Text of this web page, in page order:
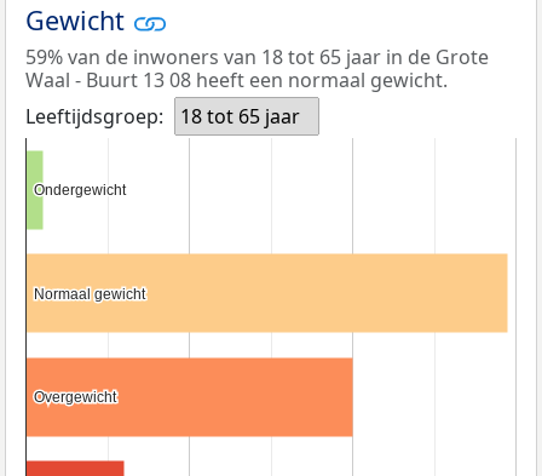
Gewicht
59% van de inwoners van 18 tot 65 jaar in de Grote
Waal - Buurt 13 08 heeft een normaal gewicht.
Leeftijdsgroep:
18 tot 65 jaar
Ondergewicht
Ondergewicht
Normaal gewicht
Normaal gewicht
Overgewicht
Overgewicht